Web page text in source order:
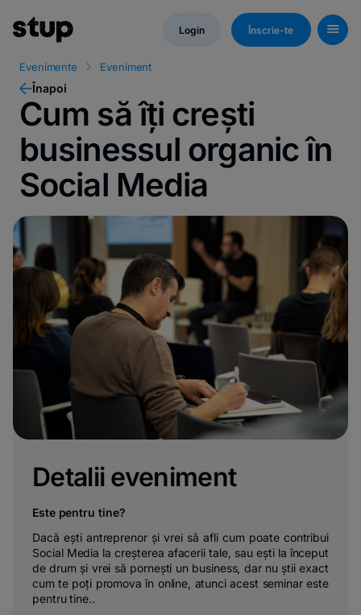
Login Înscrie-te
Evenimente Eveniment
Înapoi
Cum să îți crești
businessul organic în
Social Media
Detalii eveniment
Este pentru tine?
Dacă ești antreprenor și vrei să afli cum poate contribui
Social Media la creșterea afacerii tale, sau ești la început
de drum și vrei să pornești un business, dar nu știi exact
cum te poți promova în online, atunci acest seminar este
pentru tine..